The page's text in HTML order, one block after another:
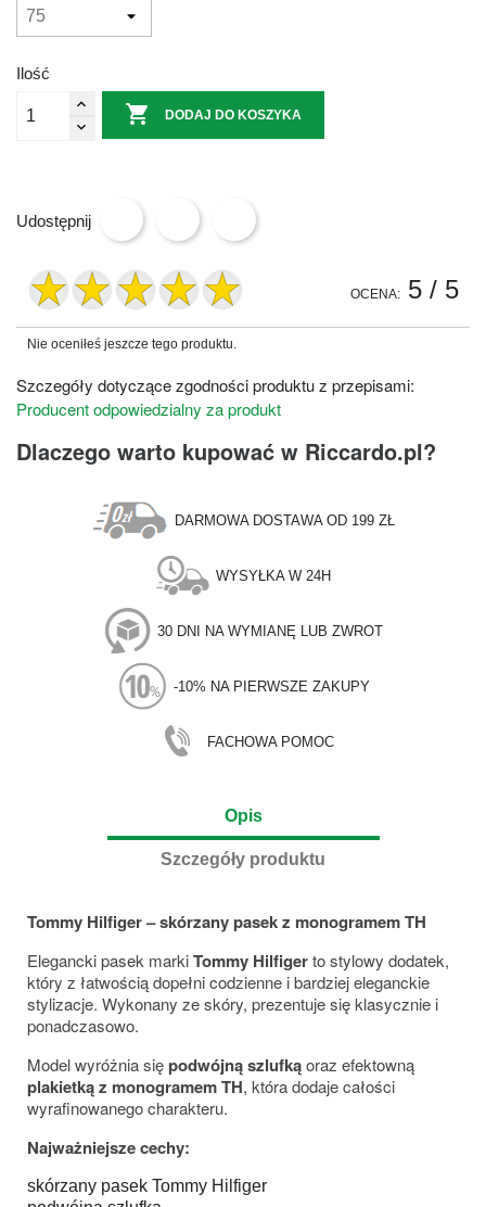
Ilość
 DODAJ DO KOSZYKA
Udostępnij
OCENA: 5 / 5
Nie oceniłeś jeszcze tego produktu.
Szczegóły dotyczące zgodności produktu z przepisami:
Producent odpowiedzialny za produkt
Dlaczego warto kupować w Riccardo.pl?
DARMOWA DOSTAWA OD 199 ZŁ
WYSYŁKA W 24H
30 DNI NA WYMIANĘ LUB ZWROT
-10% NA PIERWSZE ZAKUPY
FACHOWA POMOC
Opis
Szczegóły produktu
Tommy Hilfiger – skórzany pasek z monogramem TH
Elegancki pasek markiTommy Hilfigerto stylowy dodatek,
który z łatwością dopełni codzienne i bardziej eleganckie
stylizacje. Wykonany ze skóry, prezentuje się klasycznie i
ponadczasowo.
Model wyróżnia siępodwójną szlufkąoraz efektowną
plakietką z monogramem TH, która dodaje całości
wyrafinowanego charakteru.
Najważniejsze cechy:
skórzany pasek Tommy Hilfiger